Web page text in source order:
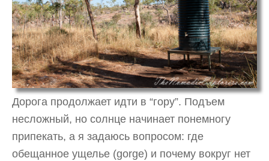
Дорога продолжает идти в “гору”. Подъем
несложный, но солнце начинает понемногу
припекать, а я задаюсь вопросом: где
обещанное ущелье (gorge) и почему вокруг нет